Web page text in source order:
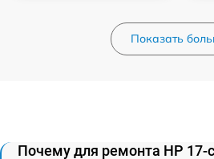
Показать
Почему для ремонта HP 17-